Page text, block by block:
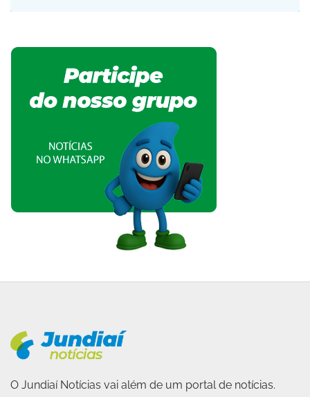
O Jundiaí Notícias vai além de um portal de notícias.